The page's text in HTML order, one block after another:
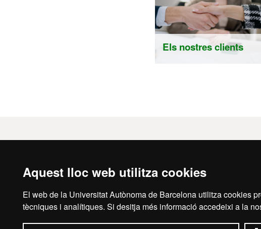
Aquest lloc web utilitza cookies
El web de la Universitat Autònoma de Barcelona utilitza cookies
tècniques i analítiques. Si desitja més informació accedeixi a la
Els nostres clients
Exàmens a mida
Altres serveis
Xifres
Enquestes de satisfacció
Transparència
Contacta amb nosaltres